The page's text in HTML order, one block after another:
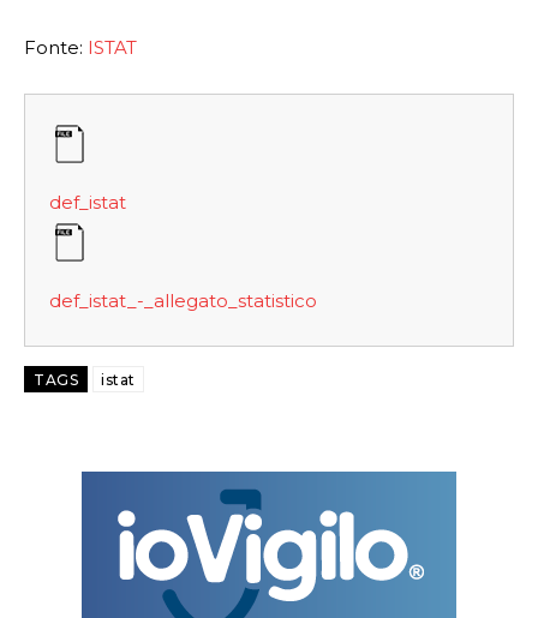
Fonte: ISTAT
def_istat
def_istat_-_allegato_statistico
TAGS istat